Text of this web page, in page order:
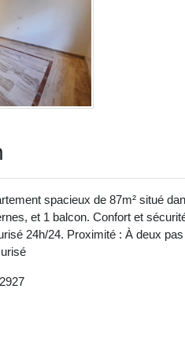
spacieux de 87m² situé
et 1 balcon. Confort et
24h/24. Proximité : À deux